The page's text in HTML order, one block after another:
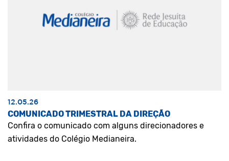
12.05.26
COMUNICADO TRIMESTRAL DA DIREÇÃO
Confira o comunicado com alguns direcionadores e
atividades do Colégio Medianeira.